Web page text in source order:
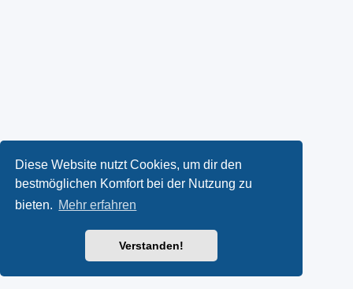
Diese Website nutzt Cookies, um dir den
bestmöglichen Komfort bei der Nutzung zu
bieten. Mehr erfahren
Verstanden!